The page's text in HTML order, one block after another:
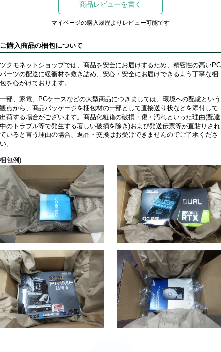
商品レビューを書く
マイページの購入履歴よりレビュー可能です
ご購入商品の梱包について
ツクモネットショップでは、商品を安全にお届けするため、精密性の高いPC
パーツの配送に緩衝材を敷き詰め、安心・安全にお届けできるよう丁寧な梱
包を心がけております。
一部、家電、PCケースなどの大型商品につきましては、環境への配慮という
観点から、商品パッケージを梱包材の一部として直接送り状などを添付して
出荷する場合がございます。商品化粧箱の破損・傷・汚れといった理由(配達
中のトラブル等で発生する著しい破損を除き)および発送伝票等が直貼りされ
ていると言う理由の場合、返品・交換はお受けできませんのでご了承くださ
い。
梱包例)